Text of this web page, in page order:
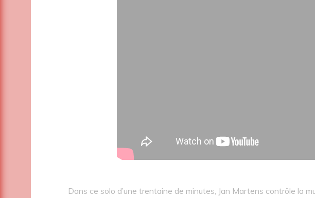
Dans ce solo d’une trentaine de minutes, Jan Martens contrôle la